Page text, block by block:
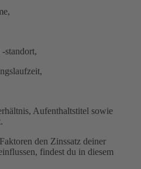
standort,
Aufenthaltstitel sowie
den Zinssatz deiner
findest du in diesem